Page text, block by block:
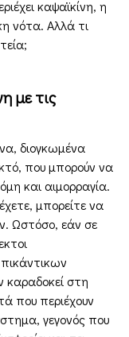
καψαϊκίνη, η
νότα. Αλλά τι
με τις
διογκωμένα
που μπορούν να
και αιμορραγία.
μπορείτε να
Ωστόσο, εάν σε
στη
που περιέχουν
γεγονός που